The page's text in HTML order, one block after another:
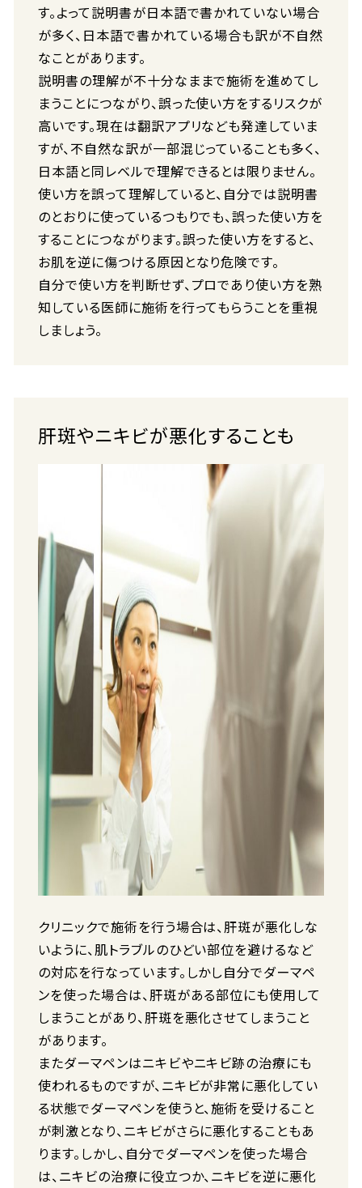
す。よって説明書が日本語で書かれていない場合
が多く、日本語で書かれている場合も訳が不自然
なことがあります。
説明書の理解が不十分なままで施術を進めてし
まうことにつながり、誤った使い方をするリスクが
高いです。現在は翻訳アプリなども発達していま
すが、不自然な訳が一部混じっていることも多く、
日本語と同レベルで理解できるとは限りません。
使い方を誤って理解していると、自分では説明書
のとおりに使っているつもりでも、誤った使い方を
することにつながります。誤った使い方をすると、
お肌を逆に傷つける原因となり危険です。
自分で使い方を判断せず、プロであり使い方を熟
知している医師に施術を行ってもらうことを重視
しましょう。
肝斑やニキビが悪化することも
クリニックで施術を行う場合は、肝斑が悪化しな
いように、肌トラブルのひどい部位を避けるなど
の対応を行なっています。しかし自分でダーマペ
ンを使った場合は、肝斑がある部位にも使用して
しまうことがあり、肝斑を悪化させてしまうこと
があります。
またダーマペンはニキビやニキビ跡の治療にも
使われるものですが、ニキビが非常に悪化してい
る状態でダーマペンを使うと、施術を受けること
が刺激となり、ニキビがさらに悪化することもあ
ります。しかし、自分でダーマペンを使った場合
は、ニキビの治療に役立つか、ニキビを逆に悪化